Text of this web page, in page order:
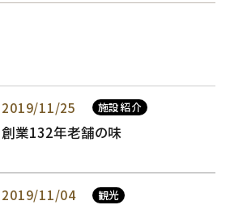
2019/11/25 施設紹介
創業132年老舗の味
2019/11/04 観光